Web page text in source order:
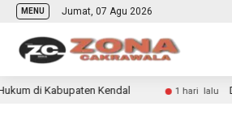
MENU Jumat, 07 Agu 2026
Kendal 1 hari lalu Dua